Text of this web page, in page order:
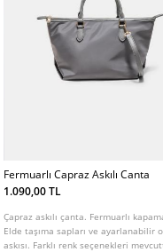
Fermuarlı Capraz Askılı Canta
1.090,00 TL
Çapraz askılı çanta. Fermuarlı
Elde taşıma sapları ve ayarlanabilir
askısı. Farklı renk seçenekleri